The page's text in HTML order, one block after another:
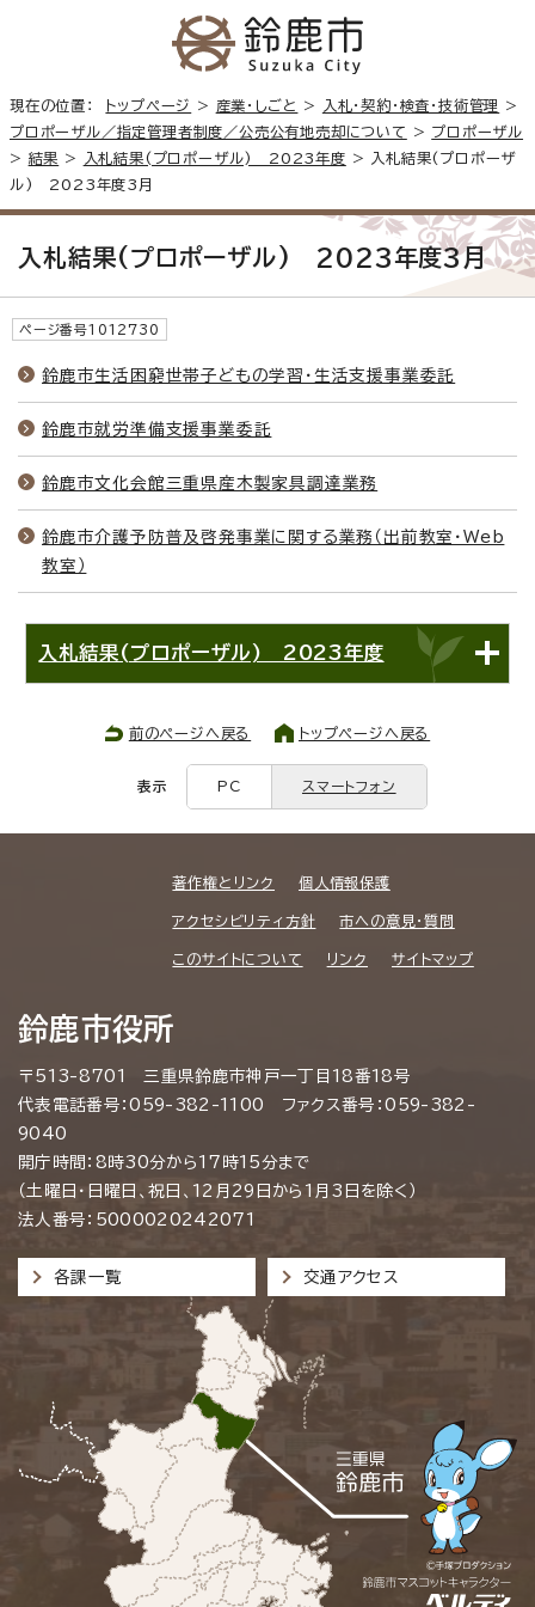
現在の位置： トップページ > 産業・しごと > 入札・契約・検査・技術管理
>
プロポーザル／指定管理者制度／公売公有地売却について
> プロポーザル
> 結果 > 入札結果(プロポーザル) 2023年度 > 入札結果(プロポーザ
ル) 2023年度3月
入札結果(プロポーザル) 2023年度3月
ページ番号1012730
鈴鹿市生活困窮世帯子どもの学習・生活支援事業委託
鈴鹿市就労準備支援事業委託
鈴鹿市文化会館三重県産木製家具調達業務
鈴鹿市介護予防普及啓発事業に関する業務（出前教室・Web
教室）
入札結果(プロポーザル) 2023年度
前のページへ戻る トップページへ戻る
表示 PC スマートフォン
著作権とリンク 個人情報保護
アクセシビリティ方針 市への意見・質問
このサイトについて リンク サイトマップ
鈴鹿市役所
〒513-8701 三重県鈴鹿市神戸一丁目18番18号
代表電話番号：059-382-1100 ファクス番号：059-382-
9040
開庁時間：8時30分から17時15分まで
（土曜日・日曜日、祝日、12月29日から1月3日を除く）
法人番号：5000020242071
各課一覧 交通アクセス